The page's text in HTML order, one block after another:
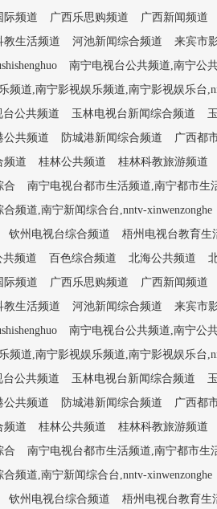
际频道 广西乐思购频道 广西新闻频道
教生活频道 河池新闻综合频道 来宾市
南宁电视台公共频道,南宁公
频道,南宁影视娱乐频道,南宁影视娱乐台
台公共频道 玉林电视台新闻综合频道
公共频道 防城港新闻综合频道 广西都
频道 桂林公共频道 桂林科教旅游频道
合
南宁电视台都市生活频道,南宁都市生
频道,南宁新闻综合台,nntv-xinwenzonghe
钦州电视台综合频道 梧州电视台教育生
共频道 百色综合频道 北海公共频道
际频道 广西乐思购频道 广西新闻频道
教生活频道 河池新闻综合频道 来宾市
南宁电视台公共频道,南宁公
频道,南宁影视娱乐频道,南宁影视娱乐台
台公共频道 玉林电视台新闻综合频道
公共频道 防城港新闻综合频道 广西都
频道 桂林公共频道 桂林科教旅游频道
合
南宁电视台都市生活频道,南宁都市生
频道,南宁新闻综合台,nntv-xinwenzonghe
钦州电视台综合频道 梧州电视台教育生